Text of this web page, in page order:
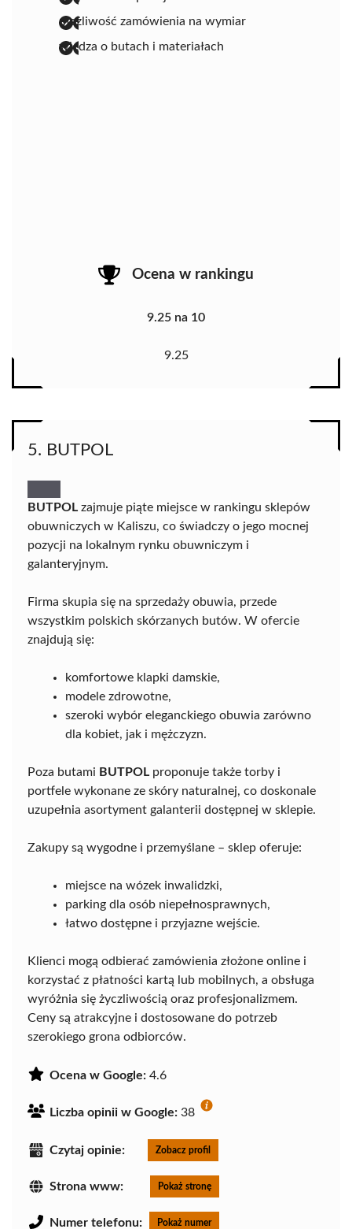
możliwość zamówienia na wymiar
wiedza o butach i materiałach
Ocena w rankingu
9.25 na 10
9.25
5. BUTPOL
BUTPOL zajmuje piąte miejsce w rankingu sklepów
obuwniczych w Kaliszu, co świadczy o jego mocnej
pozycji na lokalnym rynku obuwniczym i
galanteryjnym.
Firma skupia się na sprzedaży obuwia, przede
wszystkim polskich skórzanych butów. W ofercie
znajdują się:
komfortowe klapki damskie,
modele zdrowotne,
szeroki wybór eleganckiego obuwia zarówno
dla kobiet, jak i mężczyzn.
Poza butami BUTPOL proponuje także torby i
portfele wykonane ze skóry naturalnej, co doskonale
uzupełnia asortyment galanterii dostępnej w sklepie.
Zakupy są wygodne i przemyślane – sklep oferuje:
miejsce na wózek inwalidzki,
parking dla osób niepełnosprawnych,
łatwo dostępne i przyjazne wejście.
Klienci mogą odbierać zamówienia złożone online i
korzystać z płatności kartą lub mobilnych, a obsługa
wyróżnia się życzliwością oraz profesjonalizmem.
Ceny są atrakcyjne i dostosowane do potrzeb
szerokiego grona odbiorców.
Ocena w Google: 4.6
Liczba opinii w Google: 38
Czytaj opinie: Zobacz profil
Strona www: Pokaż stronę
Numer telefonu: Pokaż numer